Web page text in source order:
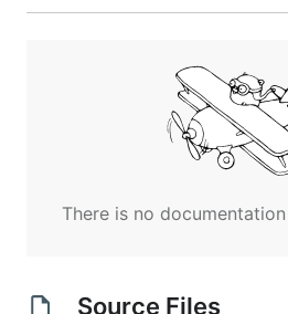
mostrando a
de preço para
There is no
Source Files